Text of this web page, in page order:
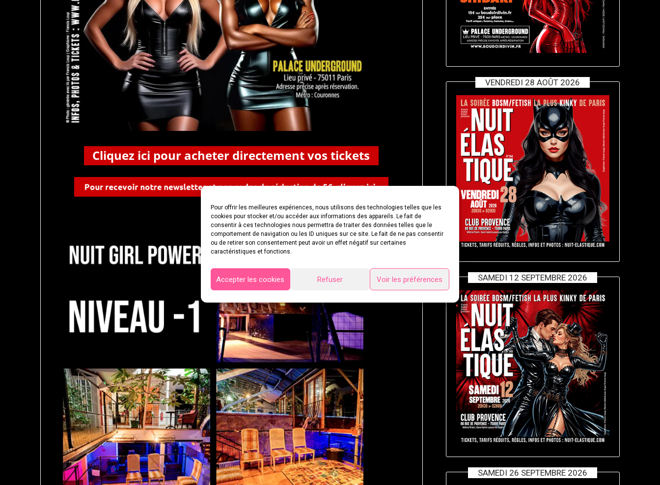
Pour offrir les meilleures expériences, nous utilisons des technologies telles que les
cookies pour stocker et/ou accéder aux informations des appareils. Le fait de
consentir à ces technologies nous permettra de traiter des données telles que le
comportement de navigation ou les ID uniques sur ce site. Le fait de ne pas consentir
ou de retirer son consentement peut avoir un effet négatif sur certaines
caractéristiques et fonctions.
Accepter les cookies Refuser Voir les préférences
VENDREDI 28 AOÛT 2026
SAMEDI 12 SEPTEMBRE 2026
SAMEDI 26 SEPTEMBRE 2026